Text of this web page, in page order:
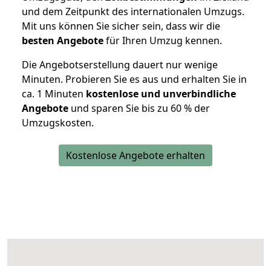
und dem Zeitpunkt des internationalen Umzugs.
Mit uns können Sie sicher sein, dass wir die
besten Angebotefür Ihren Umzug kennen.
Die Angebotserstellung dauert nur wenige
Minuten. Probieren Sie es aus und erhalten Sie in
ca. 1 Minuten kostenlose und unverbindliche
Angebote und sparen Sie bis zu 60 % der
Umzugskosten.
Kostenlose Angebote erhalten